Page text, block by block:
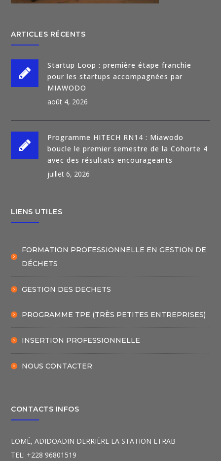
ARTICLES RÉCENTS
Startup Loop : première étape franchie
pour les startups accompagnées par
MIAWODO
août 4, 2026
Programme HITECH RN14 : Miawodo
boucle le premier semestre de la Cohorte 4
avec des résultats encourageants
juillet 6, 2026
LIENS UTILES
FORMATION PROFESSIONNELLE EN GESTION DE
DÉCHETS
GESTION DES DECHETS
PROGRAMME TPE (TRÈS PETITES ENTREPRISES)
INSERTION PROFESSIONNELLE
NOUS CONTACTER
CONTACTS INFOS
LOMÉ, ADIDOADIN DERRIÈRE LA STATION ETRAB
TEL: +228 96801519